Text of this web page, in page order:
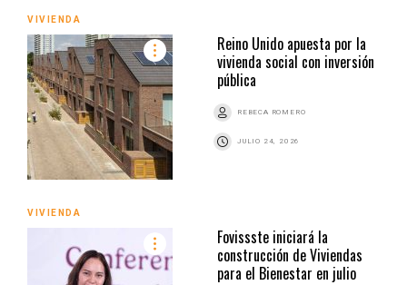
VIVIENDA
Reino Unido apuesta por la
vivienda social con inversión
pública
REBECA ROMERO
JULIO 24, 2026
VIVIENDA
Fovissste iniciará la
construcción de Viviendas
para el Bienestar en julio